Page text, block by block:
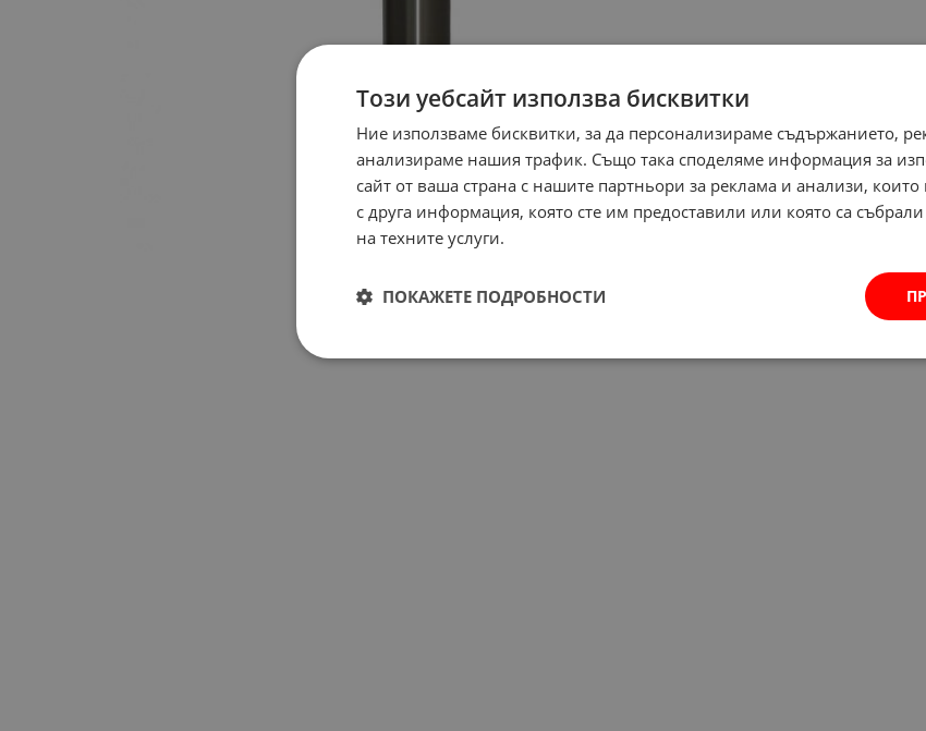
Този уебсайт използва бисквитки
Ние използваме бисквитки, за да персонализираме съдържанието,
анализираме нашия трафик. Също така споделяме информация за
сайт от ваша страна с нашите партньори за реклама и анализи,
с друга информация, която сте им предоставили или която са
на техните услуги.
ПОКАЖЕТЕ ПОДРОБНОСТИ